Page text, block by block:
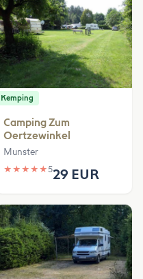
Kemping
Camping Zum
Oertzewinkel
Munster
★ ★ ★ ★ ★529 EUR